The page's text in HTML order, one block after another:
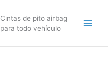
Cintas de pito airbag
para todo vehículo